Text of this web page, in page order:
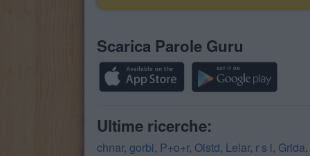
Scarica Parole Guru
Ultime ricerche:
chnar, gorbi, P+o+r, Oistd, Lelar, r s i, Grida,